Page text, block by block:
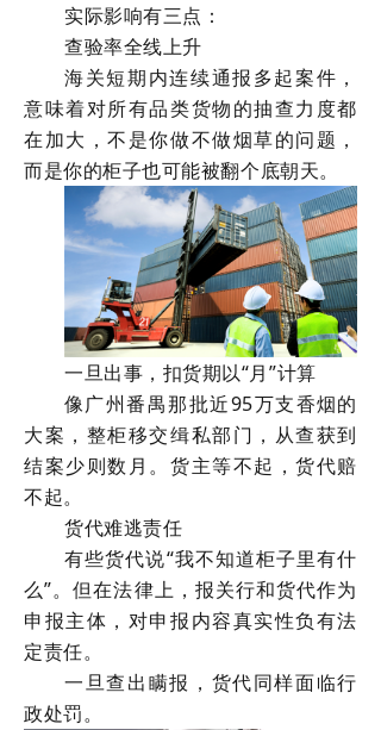
实际影响有三点：
查验率全线上升
海关短期内连续通报多起案件，
意味着对所有品类货物的抽查力度都
在加大，不是你做不做烟草的问题，
而是你的柜子也可能被翻个底朝天。
一旦出事，扣货期以“月”计算
像广州番禺那批近95万支香烟的
大案，整柜移交缉私部门，从查获到
结案少则数月。货主等不起，货代赔
不起。
货代难逃责任
有些货代说“我不知道柜子里有什
么”。但在法律上，报关行和货代作为
申报主体，对申报内容真实性负有法
定责任。
一旦查出瞒报，货代同样面临行
政处罚。